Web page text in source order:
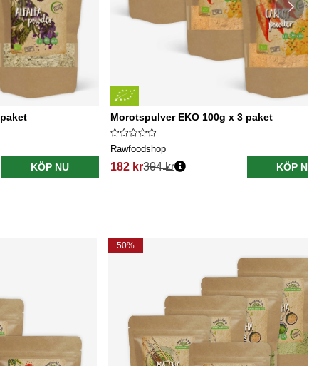
KÖP NU
Morotspulver EKO 100g x 3 paket
Rawfoodshop
182 kr304 kr KÖP NU
50%